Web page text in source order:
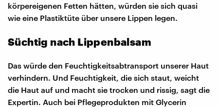
körpereigenen Fetten hätten, würden sie sich quasi
wie eine Plastiktüte über unsere Lippen legen.
Süchtig nach Lippenbalsam
Das würde den Feuchtigkeitsabtransport unserer Haut
verhindern. Und Feuchtigkeit, die sich staut, weicht
die Haut auf und macht sie trocken und rissig, sagt die
Expertin. Auch bei Pflegeprodukten mit Glycerin